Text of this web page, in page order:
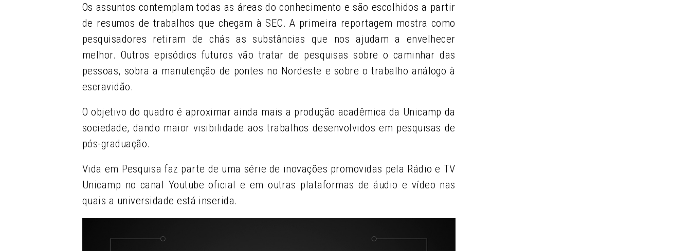
Os assuntos contemplam todas as áreas do conhecimento e são escolhidos a partir
de resumos de trabalhos que chegam à SEC. A primeira reportagem mostra como
pesquisadores retiram de chás as substâncias que nos ajudam a envelhecer
melhor. Outros episódios futuros vão tratar de pesquisas sobre o caminhar das
pessoas, sobra a manutenção de pontes no Nordeste e sobre o trabalho análogo à
escravidão.
O objetivo do quadro é aproximar ainda mais a produção acadêmica da Unicamp da
sociedade, dando maior visibilidade aos trabalhos desenvolvidos em pesquisas de
pós-graduação.
Vida em Pesquisa faz parte de uma série de inovações promovidas pela Rádio e TV
Unicamp no canal Youtube oficial e em outras plataformas de áudio e vídeo nas
quais a universidade está inserida.